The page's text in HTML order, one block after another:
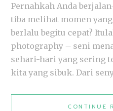
Pernahkah Anda
tiba melihat momen
berlalu begitu cepat?
photography – seni
sehari-hari yang sering
kita yang sibuk. Dari
CONTINUE